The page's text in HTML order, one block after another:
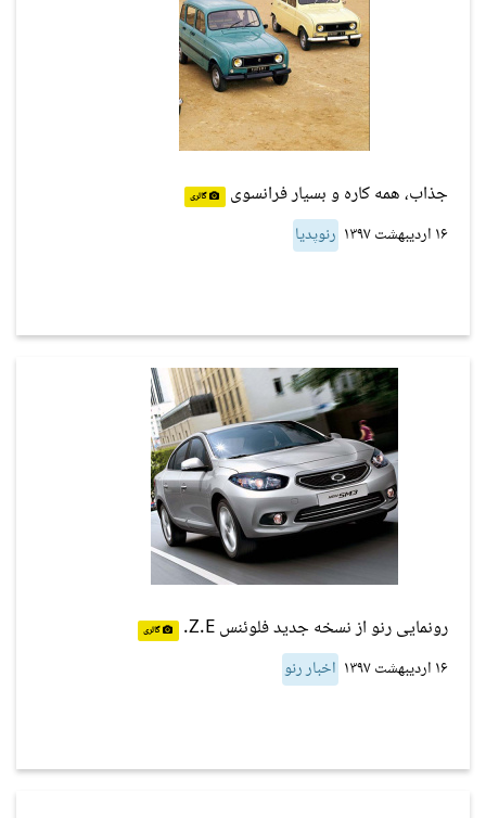
جذاب، همه کاره و بسیار فرانسوی گالری
۱۶ اردیبهشت ۱۳۹۷ رنوپدیا
رونمایی رنو از نسخه جدید فلوئنس Z.E. گالری
۱۶ اردیبهشت ۱۳۹۷ اخبار رنو